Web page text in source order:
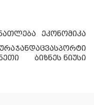
ეკონომიკა
ჯანდაცვასპორტი
ბიზნეს ნიუსი